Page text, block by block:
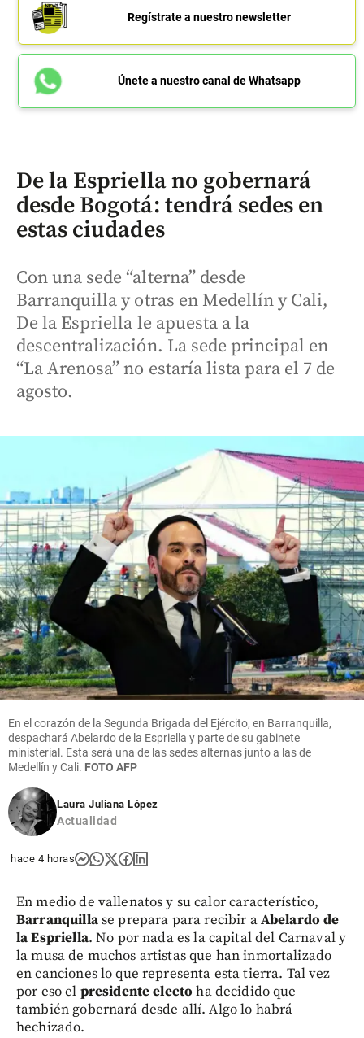
Regístrate a nuestro newsletter
Únete a nuestro canal de Whatsapp
De la Espriella no gobernará
desde Bogotá: tendrá sedes en
estas ciudades
Con una sede “alterna” desde
Barranquilla y otras en Medellín y Cali,
De la Espriella le apuesta a la
descentralización. La sede principal en
“La Arenosa” no estaría lista para el 7 de
agosto.
En el corazón de la Segunda Brigada del Ejército, en Barranquilla,
despachará Abelardo de la Espriella y parte de su gabinete
ministerial. Esta será una de las sedes alternas junto a las de
Medellín y Cali. FOTO AFP
Laura Juliana López
Actualidad
hace 4 horas
En medio de vallenatos y su calor característico,
Barranquillase prepara para recibir aAbelardo de
la Espriella. No por nada es la capital del Carnaval y
la musa de muchos artistas que han inmortalizado
en canciones lo que representa esta tierra. Tal vez
por eso el presidente electo ha decidido que
también gobernará desde allí. Algo lo habrá
hechizado.